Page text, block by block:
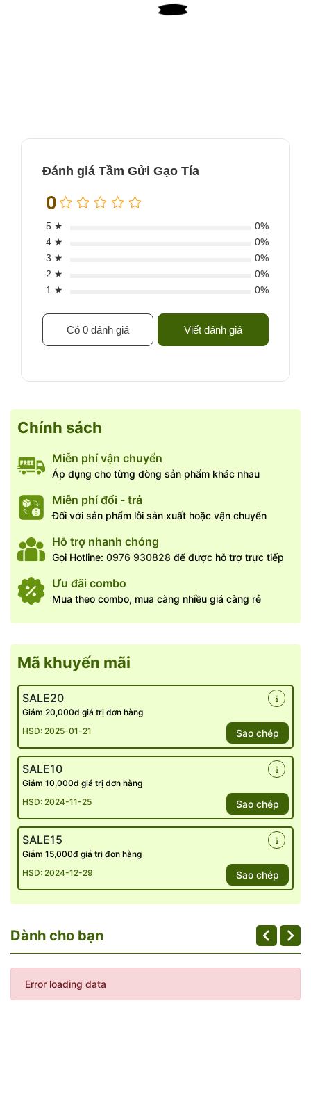
Tầm gửi gạo tía thường mọc bò và leo. Cây có thân gỗ, chia
lá có hình oval hoặc hình mác, mép lá nguyên và gân lá hình
lông chim. Hoa mọc thành cụm, hoa đơn tính hoặc lưỡng
Đánh giá Tầm Gửi Gạo Tía
0
5 ★
0%
4 ★
0%
3 ★
0%
2 ★
0%
1 ★
0%
Có 0 đánh giá Viết đánh giá
Chính sách
Miễn phí vận chuyển
Áp dụng cho từng dòng sản phẩm khác nhau
Miễn phí đổi - trả
Đối với sản phẩm lỗi sản xuất hoặc vận chuyển
Hỗ trợ nhanh chóng
Gọi Hotline: 0976 930828 để được hỗ trợ trực tiếp
Ưu đãi combo
Mua theo combo, mua càng nhiều giá càng rẻ
Mã khuyến mãi
SALE20
Giảm 20,000đ giá trị đơn hàng
HSD: 2025-01-21
Sao chép
SALE10
Giảm 10,000đ giá trị đơn hàng
HSD: 2024-11-25
Sao chép
SALE15
Giảm 15,000đ giá trị đơn hàng
HSD: 2024-12-29
Sao chép
Dành cho bạn
Error loading data